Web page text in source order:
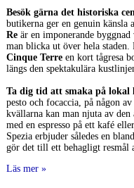
Besök gärna det historiska
butikerna ger en genuin känsla
Reär en imponerande
man blicka ut över hela staden.
Cinque Terreen kort tågresa
längs den spektakulära
Ta dig tid att smaka på lokal
pesto och focaccia, på någon
kvällarna kan man njuta av den
med en espresso på ett kafé
Spezia erbjuder således en
gör det till ett behagligt resmål
Läs mer »